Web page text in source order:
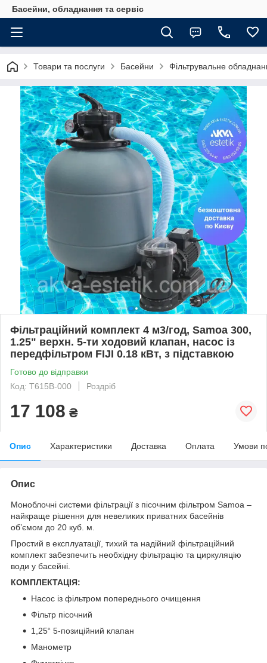
Басейни, обладнання та сервіс
Товари та послуги Басейни Фільтрувальне
Фільтраційний комплект 4 м3/год, Samoa 300,
1.25" верхн. 5-ти ходовий клапан, насос із
передфільтром FIJI 0.18 кВт, з підставкою
Готово до відправки
Код: T615B-000
Роздріб
17 108 ₴
Опис Характеристики Доставка Оплата Умови
Опис
Моноблочні системи фільтрації з пісочним фільтром Samoa –
найкраще рішення для невеликих приватних басейнів
об’ємом до 20 куб. м.
Простий в експлуатації, тихий та надійний фільтраційний
комплект забезпечить необхідну фільтрацію та циркуляцію
води у басейні.
КОМПЛЕКТАЦІЯ:
Насос із фільтром попереднього очищення
Фільтр пісочний
1,25“ 5-позиційний клапан
Манометр